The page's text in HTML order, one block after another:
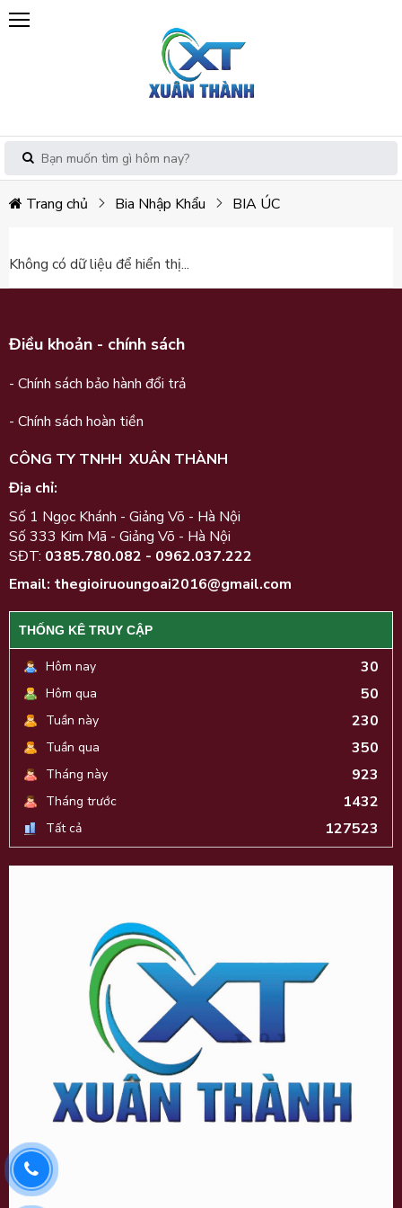
Trang chủ Bia Nhập Khẩu BIA ÚC
Không có dữ liệu để hiển thị...
Điều khoản - chính sách
- Chính sách bảo hành đổi trả
- Chính sách hoàn tiền
CÔNG TY TNHH XUÂN THÀNH
Địa chỉ:
Số 1 Ngọc Khánh - Giảng Võ - Hà Nội
Số 333 Kim Mã - Giảng Võ - Hà Nội
SĐT: 0385.780.082 - 0962.037.222
Email: thegioiruoungoai2016@gmail.com
THỐNG KÊ TRUY CẬP
Hôm nay 30
Hôm qua 50
Tuần này 230
Tuần qua 350
Tháng này 923
Tháng trước 1432
Tất cả 127523